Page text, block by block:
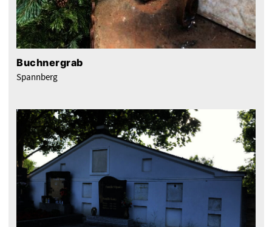
Buchnergrab
Spannberg